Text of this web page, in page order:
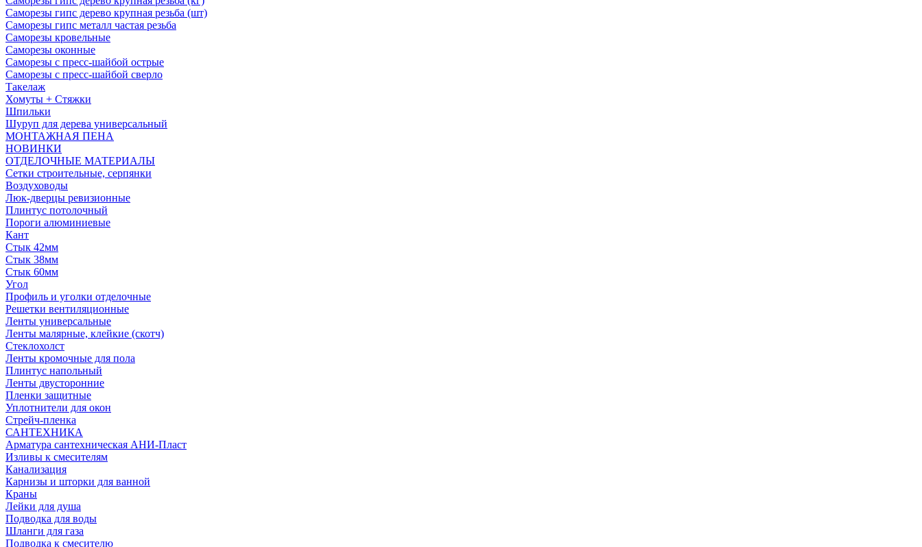
Саморезы гипс дерево крупная резьба (шт)
Саморезы гипс металл частая резьба
Саморезы кровельные
Саморезы оконные
Саморезы с пресс-шайбой острые
Саморезы с пресс-шайбой сверло
Такелаж
Хомуты + Стяжки
Шпильки
Шуруп для дерева универсальный
МОНТАЖНАЯ ПЕНА
НОВИНКИ
ОТДЕЛОЧНЫЕ МАТЕРИАЛЫ
Сетки строительные, серпянки
Воздуховоды
Люк-дверцы ревизионные
Плинтус потолочный
Пороги алюминиевые
Кант
Стык 42мм
Стык 38мм
Стык 60мм
Угол
Профиль и уголки отделочные
Решетки вентиляционные
Ленты универсальные
Ленты малярные, клейкие (скотч)
Стеклохолст
Ленты кромочные для пола
Плинтус напольный
Ленты двусторонние
Пленки защитные
Уплотнители для окон
Стрейч-пленка
САНТЕХНИКА
Арматура сантехническая АНИ-Пласт
Изливы к смесителям
Канализация
Карнизы и шторки для ванной
Краны
Лейки для душа
Подводка для воды
Шланги для газа
Подводка к смесителю